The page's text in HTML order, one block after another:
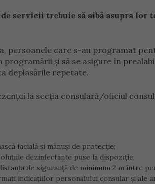
servicii trebuie să aibă asupra lor
persoanele care s-au programat
programării și să se asigure în
deplasările repetate.
la secția consulară/oficiul
facială și mănuși de protecție;
dezinfectante puse la dispoziție;
de siguranță de minimum 2 m între
indicațiilor personalului consular și ale